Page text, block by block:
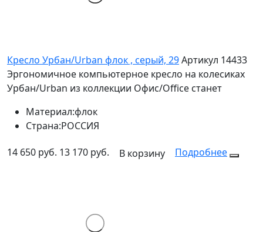
Кресло Урбан/Urban флок , серый, 29Артикул 14433
Эргономичное компьютерное кресло на колесиках
Урбан/Urban из коллекции Офис/Office станет
Материал:флок
Страна:РОССИЯ
14 650 руб. 13 170 руб. В корзину Подробнее